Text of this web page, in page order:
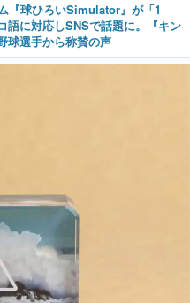
『球ひろいSimulator』が「1
語に対応しSNSで話題に。『キン
球選手から称賛の声